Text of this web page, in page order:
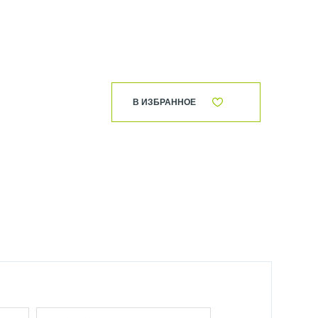
В ИЗБРАННОЕ